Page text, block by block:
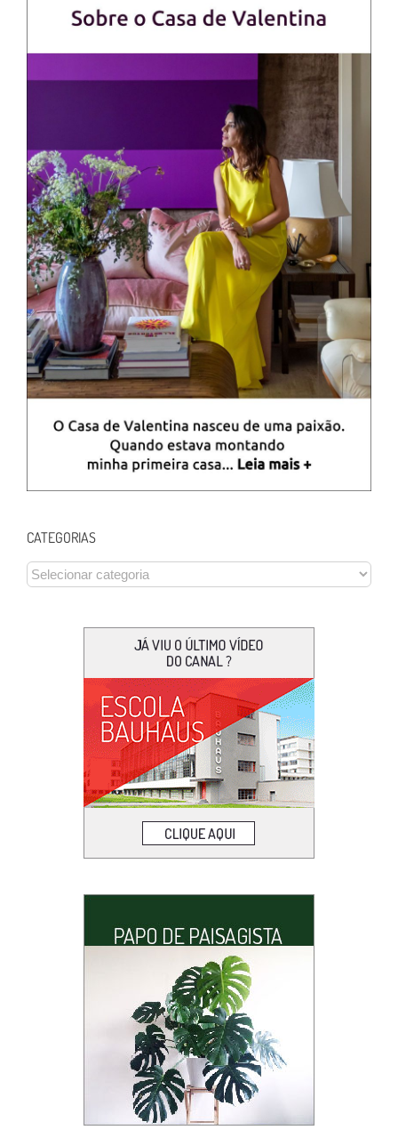
CATEGORIAS
CATEGORIAS